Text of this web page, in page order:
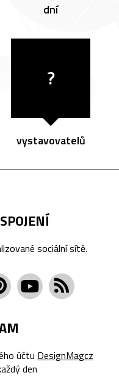
dní
?
vystavovatelů
sociální sítě.
účtu DesignMagcz
den